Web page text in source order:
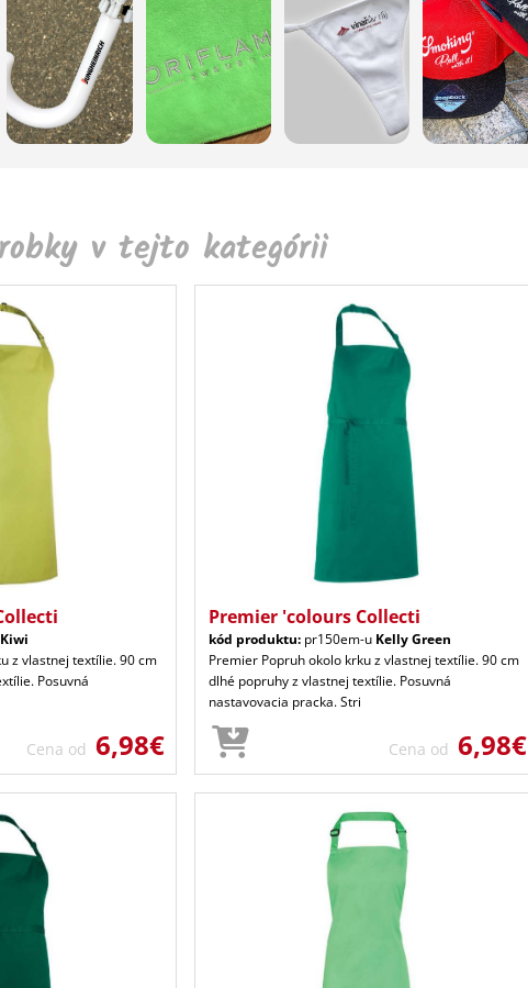
v tejto kategórii
Kiwi
z vlastnej textílie. 90 cm
Posuvná
Cena od 6,98€
Premier 'colours Collecti
kód produktu: pr150em-u Kelly Green
Premier Popruh okolo krku z vlastnej textílie. 90 cm
dlhé popruhy z vlastnej textílie. Posuvná
nastavovacia pracka. Stri
Cena od 6,98€